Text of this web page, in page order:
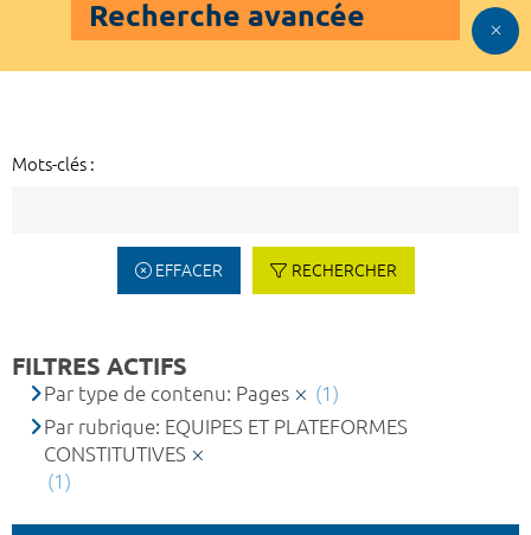
Recherche avancée
Mots-clés :
EFFACER RECHERCHER
FILTRES ACTIFS
Par type de contenu: Pages
(1)
Par rubrique: EQUIPES ET PLATEFORMES
CONSTITUTIVES
(1)